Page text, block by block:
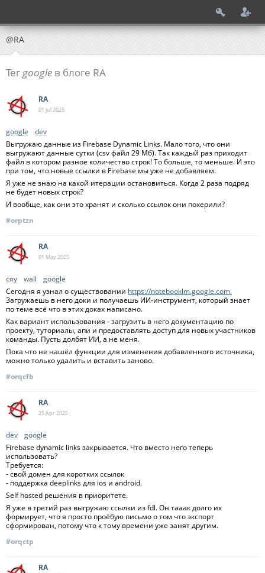
@RA
Тег google в блоге RA
RA
01 Jul2025
google
dev
Выгружаю данные из Firebase Dynamic Links. Мало того, что они
выгружают данные сутки (csv файл 29 Мб). Так каждый раз приходит
файл в котором разное количество строк! То больше, то меньше. И это
при том, что новые ссылки в Firebase мы уже не добавляем.
Я уже не знаю на какой итерации остановиться. Когда 2 раза подряд
не будет новых строк?
И вообще, как они это хранят и сколько ссылок они похерили?
#orptzn
RA
01 May2025
сяу wall
google
Сегодня я узнал о существовании https://notebooklm.google.com.
Загружаешь в него доки и получаешь ИИ-инструмент, который знает
по теме всё что в этих доках написано.
Как вариант использования - загрузить в него документацию по
проекту, туториалы, апи и предоставлять доступ для новых участников
команды. Пусть долбят ИИ, а не меня.
Пока что не нашёл функции для изменения добавленного источника,
можно только удалить и вставить заново.
#orqcfb
RA
25 Apr2025
dev
google
Firebase dynamic links закрывается. Что вместо него теперь
использовать?
Требуется:
- свой домен для коротких ссылок
- поддержка deeplinks для ios и android.
Self hosted решения в приоритете.
Я уже в третий раз выгружаю ссылки из fdl. Он тааак долго их
формирует, что я просто проёбую письмо о том что экспорт
сформирован, потому что к тому времени уже занят другим.
#orqctp
RA